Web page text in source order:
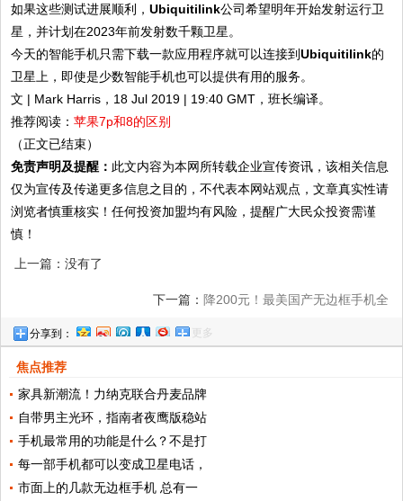
如果这些测试进展顺利，Ubiquitilink公司希望明年开始发射运行卫
星，并计划在2023年前发射数千颗卫星。
今天的智能手机只需下载一款应用程序就可以连接到Ubiquitilink的
卫星上，即使是少数智能手机也可以提供有用的服务。
文 | Mark Harris，18 Jul 2019 | 19:40 GMT，班长编译。
推荐阅读：苹果7p和8的区别
（正文已结束）
免责声明及提醒： 此文内容为本网所转载企业宣传资讯，该相关信息
仅为宣传及传递更多信息之目的，不代表本网站观点，文章真实性请
浏览者慎重核实！任何投资加盟均有风险，提醒广大民众投资需谨
慎！
上一篇：没有了
下一篇： 降200元！最美国产无边框手机全
分享到： 更多
焦点推荐
家具新潮流！力纳克联合丹麦品牌
自带男主光环，指南者夜鹰版稳站
手机最常用的功能是什么？不是打
每一部手机都可以变成卫星电话，
市面上的几款无边框手机 总有一